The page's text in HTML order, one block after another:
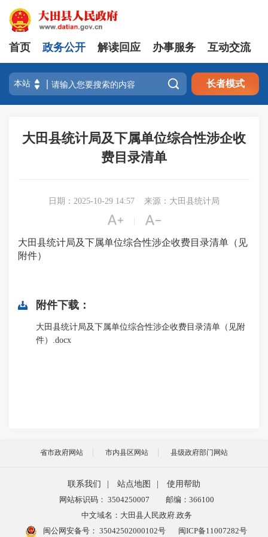
首页 政务公开 解读回应 办事服务 互动交流
 长者模式
大田县统计局及下属单位综合性涉企收
费目录清单
日期：2025-10-29 14:57 来源：大田县统计局
 
大田县统计局及下属单位综合性涉企收费目录清单（见
附件）
附件下载：
大田县统计局及下属单位综合性涉企收费目录清单（见附
件）.docx
省市政府网站 市内县区网站 县级政府部门网站
联系我们 站点地图
使用帮助
网站标识码： 3504250007
邮编：366100
中文域名：大田县人民政府.政务
闽公网安备号： 35042502000102号 闽ICP备11007282号